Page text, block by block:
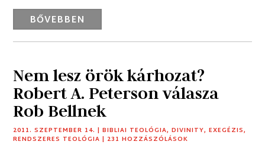
BŐVEBBEN
Nem lesz örök kárhozat?
Robert A. Peterson válasza
Rob Bellnek
2011. SZEPTEMBER 14. |BIBLIAI TEOLÓGIA,DIVINITY,EXEGÉZIS,
RENDSZERES TEOLÓGIA | 231 HOZZÁSZÓLÁSOK